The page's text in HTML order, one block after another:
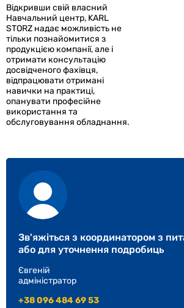
Відкривши свій власний
Навчальний центр, KARL
STORZ надає можливість не
тільки познайомитися з
продукцією компанії, але і
отримати консультацію
досвідченого фахівця,
відпрацювати отримані
навички на практиці,
опанувати професійне
використання та
обслуговування обладнання.
Зв'яжіться з координатором з
або для уточнення подробиць
Євгеній
адміністратор
+38 096 484 69 53